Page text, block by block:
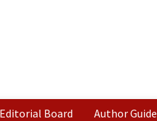
Editorial Board Author Guide